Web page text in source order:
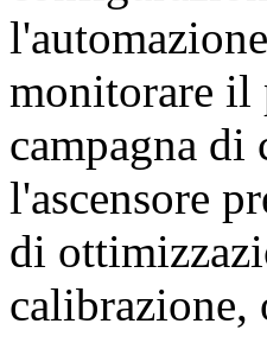
monitorare il
campagna di
l'ascensore
di
calibrazione,